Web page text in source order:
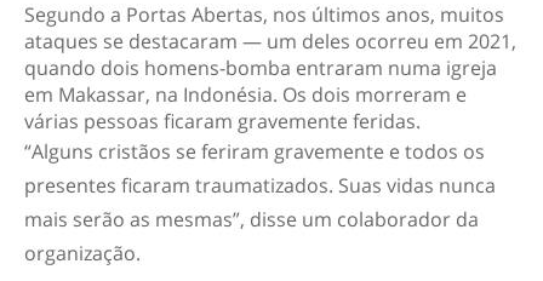
Segundo a Portas Abertas, nos últimos anos, muitos
ataques se destacaram — um deles ocorreu em 2021,
quando dois homens-bomba entraram numa igreja
em Makassar, na Indonésia. Os dois morreram e
várias pessoas ficaram gravemente feridas.
“Alguns cristãos se feriram gravemente e todos os
presentes ficaram traumatizados. Suas vidas nunca
mais serão as mesmas”, disse um colaborador da
organização.